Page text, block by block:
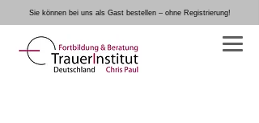
Sie können bei uns als Gast bestellen – ohne Registrierung!